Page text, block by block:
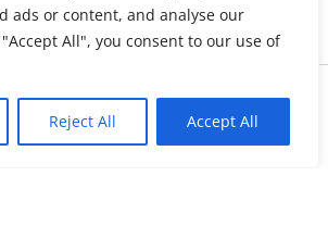
ads or content, and analyse our
All", you consent to our use of
Reject All Accept All
KnowMyGovt. All rights reserved.